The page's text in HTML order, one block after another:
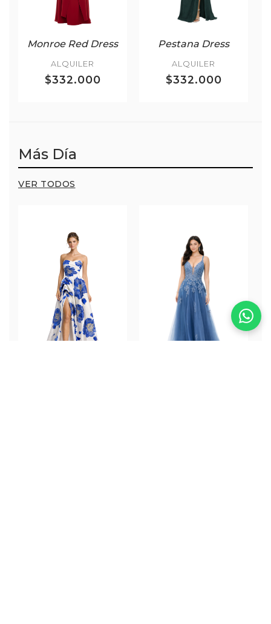
Monroe Red Dress
ALQUILER
$332.000
Pestana Dress
ALQUILER
$332.000
Más Día
VER TODOS